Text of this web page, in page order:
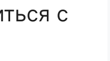
с